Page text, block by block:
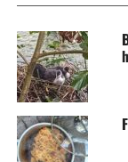
Volmarstein
Eindrücke von
bzw.
sehen, wie die
meinten viele
gingen sie
von Tür zu Tür.